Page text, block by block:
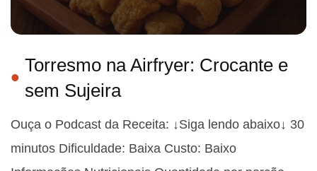
Torresmo na Airfryer: Crocante e
sem Sujeira
Ouça o Podcast da Receita: ↓Siga lendo abaixo↓ 30
minutos Dificuldade: Baixa Custo: Baixo